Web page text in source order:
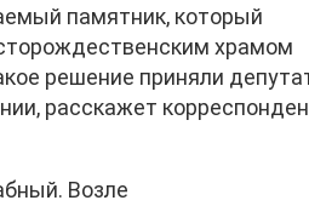
памятник, который
храмом
решение приняли
расскажет
Возле